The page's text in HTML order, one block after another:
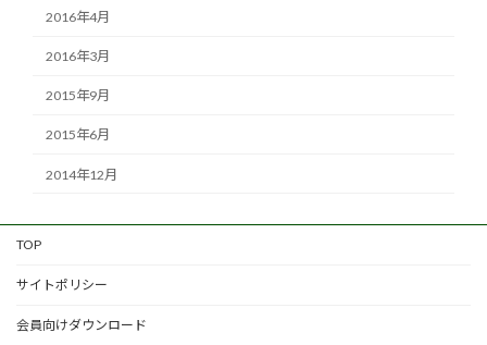
2016年4月
2016年3月
2015年9月
2015年6月
2014年12月
TOP
サイトポリシー
会員向けダウンロード